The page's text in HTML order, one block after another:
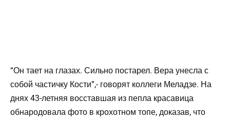
“Он тает на глазах. Сильно постарел. Вера унесла с
собой частичку Кости”,- говорят коллеги Меладзе. На
днях 43-летняя восставшая из пепла красавица
обнародовала фото в крохотном топе, доказав, что